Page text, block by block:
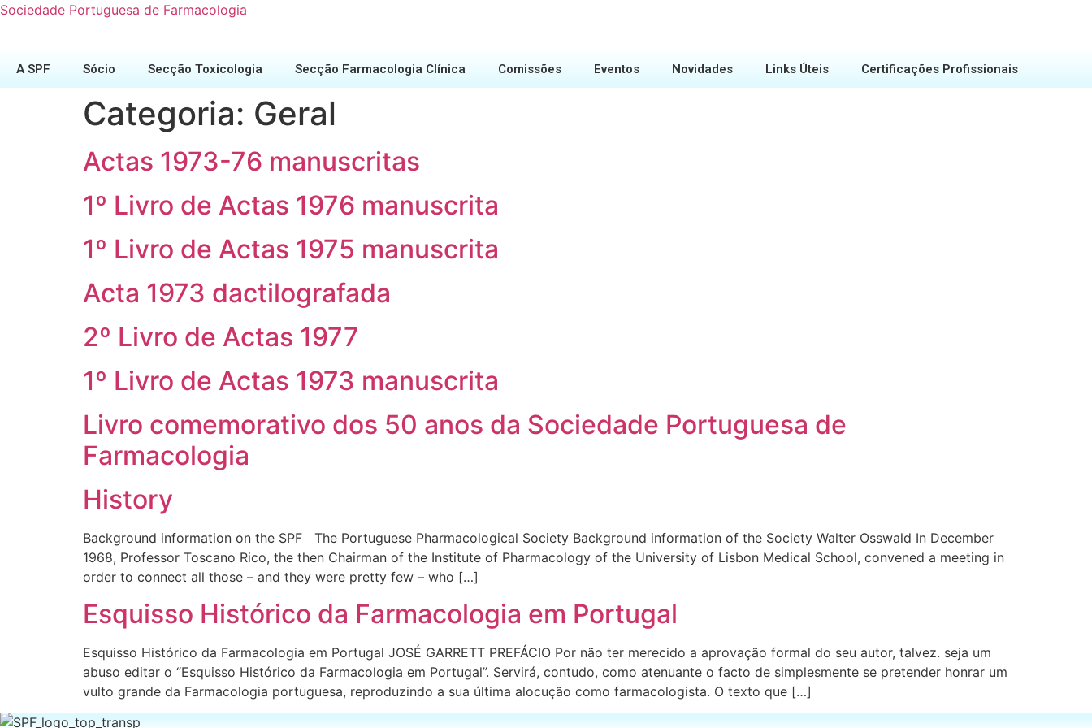
Sociedade Portuguesa de Farmacologia
A SPF Sócio Secção Toxicologia Secção Farmacologia Clínica Comissões Eventos Novidades Links Úteis Certificações Profissionais
Categoria: Geral
Actas 1973-76 manuscritas
1º Livro de Actas 1976 manuscrita
1º Livro de Actas 1975 manuscrita
Acta 1973 dactilografada
2º Livro de Actas 1977
1º Livro de Actas 1973 manuscrita
Livro comemorativo dos 50 anos da Sociedade Portuguesa de
Farmacologia
History
Background information on the SPF The Portuguese Pharmacological Society Background information of the Society Walter Osswald In December
1968, Professor Toscano Rico, the then Chairman of the Institute of Pharmacology of the University of Lisbon Medical School, convened a meeting in
order to connect all those – and they were pretty few – who […]
Esquisso Histórico da Farmacologia em Portugal
Esquisso Histórico da Farmacologia em Portugal JOSÉ GARRETT PREFÁCIO Por não ter merecido a aprovação formal do seu autor, talvez. seja um
abuso editar o “Esquisso Histórico da Farmacologia em Portugal”. Servirá, contudo, como atenuante o facto de simplesmente se pretender honrar um
vulto grande da Farmacologia portuguesa, reproduzindo a sua última alocução como farmacologista. O texto que […]